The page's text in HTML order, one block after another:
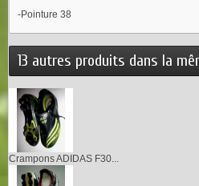
-Pointure 38
13 autres produits dans la
Crampons ADIDAS F30...